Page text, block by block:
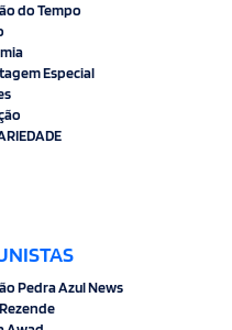
do Tempo
Especial
Pedra Azul News